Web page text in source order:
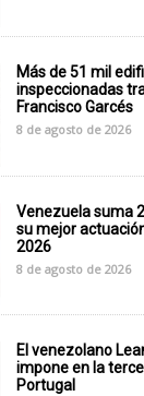
Más de 51 mil
inspeccionadas
Francisco Garcés
8 de agosto de 2026
Venezuela suma
su mejor
2026
8 de agosto de 2026
El venezolano
impone en la
Portugal